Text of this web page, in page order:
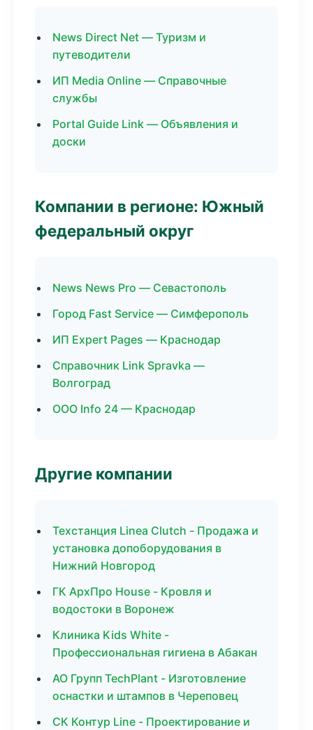
News Direct Net — Туризм и
путеводители
ИП Media Online — Справочные
службы
Portal Guide Link — Объявления и
доски
Компании в регионе: Южный
федеральный округ
News News Pro — Севастополь
Город Fast Service — Симферополь
ИП Expert Pages — Краснодар
Справочник Link Spravka —
Волгоград
ООО Info 24 — Краснодар
Другие компании
Техстанция Linea Clutch - Продажа и
установка допоборудования в
Нижний Новгород
ГК АрхПро House - Кровля и
водостоки в Воронеж
Клиника Kids White -
Профессиональная гигиена в Абакан
АО Групп TechPlant - Изготовление
оснастки и штампов в Череповец
СК Контур Line - Проектирование и